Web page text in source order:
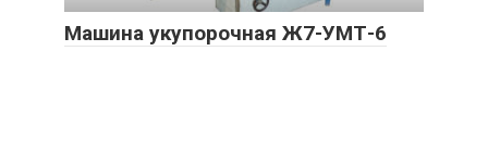
Машина укупорочная Ж7-УМТ-6